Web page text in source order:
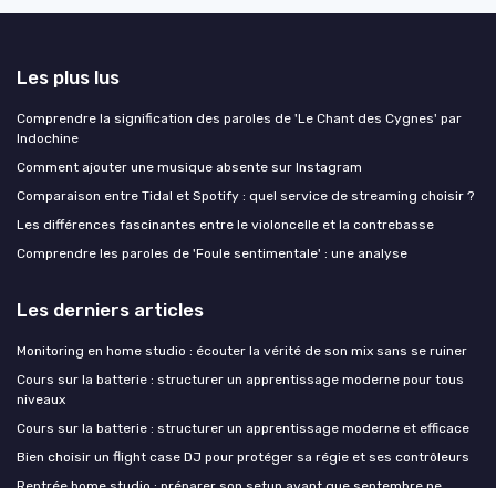
Les plus lus
Comprendre la signification des paroles de 'Le Chant des Cygnes' par
Indochine
Comment ajouter une musique absente sur Instagram
Comparaison entre Tidal et Spotify : quel service de streaming choisir ?
Les différences fascinantes entre le violoncelle et la contrebasse
Comprendre les paroles de 'Foule sentimentale' : une analyse
Les derniers articles
Monitoring en home studio : écouter la vérité de son mix sans se ruiner
Cours sur la batterie : structurer un apprentissage moderne pour tous
niveaux
Cours sur la batterie : structurer un apprentissage moderne et efficace
Bien choisir un flight case DJ pour protéger sa régie et ses contrôleurs